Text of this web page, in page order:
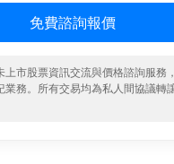
免費諮詢報價
上市股票資訊交流與價格諮詢服務
業務。所有交易均為私人間協議轉